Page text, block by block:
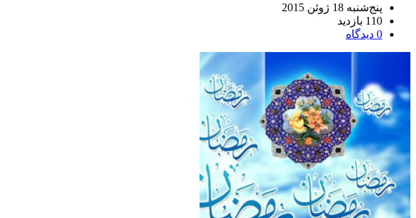
پنج‌شنبه 18 ژوئن 2015
110 بازدید
0 دیدگاه